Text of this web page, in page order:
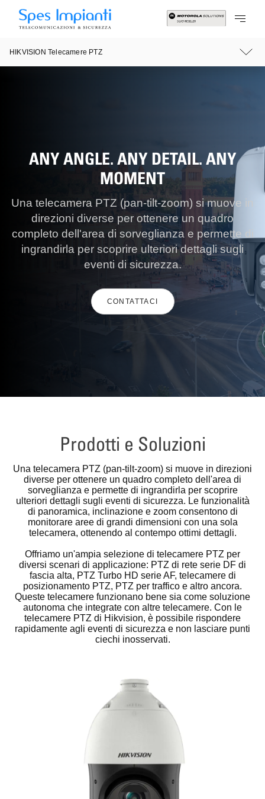
HIKVISION Telecamere PTZ
ANY ANGLE. ANY DETAIL. ANY
MOMENT
Una telecamera PTZ (pan-tilt-zoom) si muove in
direzioni diverse per ottenere un quadro
completo dell'area di sorveglianza e permette di
ingrandirla per scoprire ulteriori dettagli sugli
eventi di sicurezza.
CONTATTACI
Prodotti e Soluzioni
Una telecamera PTZ (pan-tilt-zoom) si muove in direzioni
diverse per ottenere un quadro completo dell'area di
sorveglianza e permette di ingrandirla per scoprire
ulteriori dettagli sugli eventi di sicurezza. Le funzionalità
di panoramica, inclinazione e zoom consentono di
monitorare aree di grandi dimensioni con una sola
telecamera, ottenendo al contempo ottimi dettagli.
Offriamo un'ampia selezione di telecamere PTZ per
diversi scenari di applicazione: PTZ di rete serie DF di
fascia alta, PTZ Turbo HD serie AF, telecamere di
posizionamento PTZ, PTZ per traffico e altro ancora.
Queste telecamere funzionano bene sia come soluzione
autonoma che integrate con altre telecamere. Con le
telecamere PTZ di Hikvision, è possibile rispondere
rapidamente agli eventi di sicurezza e non lasciare punti
ciechi inosservati.